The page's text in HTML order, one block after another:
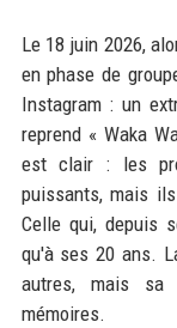
Le 18 juin 2026,
en phase de
Instagram : un
reprend « Waka
est clair : les
puissants, mais
Celle qui, depuis
qu'à ses 20 ans.
autres, mais sa
mémoires.